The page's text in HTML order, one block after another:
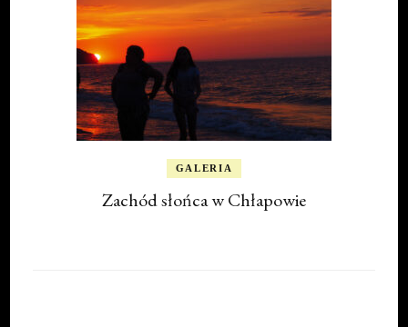
GALERIA
Zachód słońca w Chłapowie